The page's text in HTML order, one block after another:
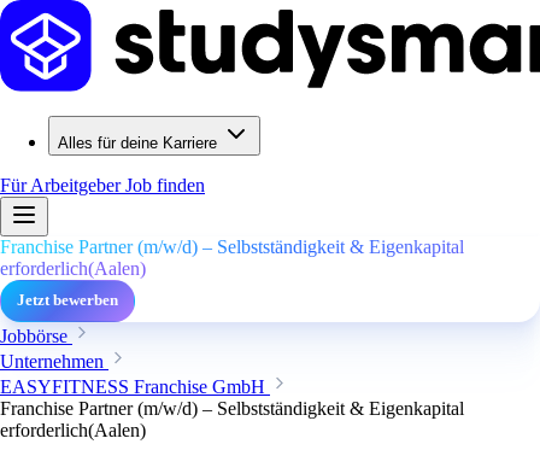
Alles für deine Karriere
Für ArbeitgeberJob finden
Franchise Partner (m/w/d) – Selbstständigkeit & Eigenkapital
erforderlich(Aalen)
Jetzt bewerben
Jobbörse
Unternehmen
EASYFITNESS Franchise GmbH
Franchise Partner (m/w/d) – Selbstständigkeit & Eigenkapital
erforderlich(Aalen)